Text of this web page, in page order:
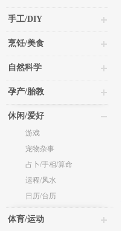
手工/DIY
烹饪/美食
自然科学
孕产/胎教
休闲/爱好
游戏
宠物杂事
占卜/手相/算命
运程/风水
日历/台历
体育/运动